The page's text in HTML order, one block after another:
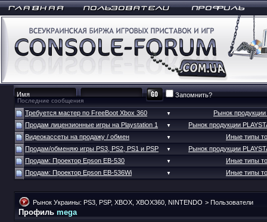
Запомнить?
Последние сообщения
Требуется мастер по FreeBoot Xbox 360 ▼
Рынок продукции
Продам лицензионные игры на Playstation 1
▼
Рынок продукции
Видеокассеты на продажу / обмен
▼
Иные типы
Продам/обменяю игры PS3, PS2, PS1 и PSP
▼
Рынок продукции
Продам: Проектор Epson EB-530
▼
Иные типы
Продам: Проектор Epson EB-536Wi
▼ Иные типы
Рынок Украины: PS3, PSP, XBOX, XBOX360, NINTENDO > Пользователи
Профиль mega